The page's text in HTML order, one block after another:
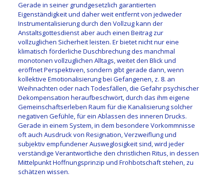
Gerade in seiner grundgesetzlich garantierten
Eigenständigkeit und daher weit entfernt von jedweder
Instrumentalisierung durch den Vollzug kann der
Anstaltsgottesdienst aber auch einen Beitrag zur
vollzuglichen Sicherheit leisten. Er bietet nicht nur eine
klimatisch förderliche Duschbrechung des manchmal
monotonen vollzuglichen Alltags, weitet den Blick und
eröffnet Perspektiven, sondern gibt gerade dann, wenn
kollektive Emotionalisierung bei Gefangenen, z. 8. an
Weihnachten oder nach Todesfällen, die Gefahr psychischer
Dekompensation heraufbeschwört, durch das ihm eigene
Gemeinschaftserleben Raum für die Kanalisierung solcher
negativen Gefühle, für ein Ablassen des inneren Drucks.
Gerade in einem System, in dem besondere Vorkommnisse
oft auch Ausdruck von Resignation, Verzweiflung und
subjektiv empfundener Ausweglosigkeit sind, wird jeder
verständige Verantwortliche den christlichen Ritus, in dessen
Mittelpunkt Hoffnungsprinzip und Frohbotschaft stehen, zu
schätzen wissen.